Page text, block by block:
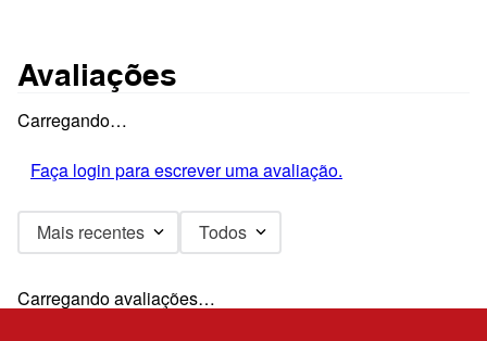
Avaliações
Carregando…
Faça login para escrever uma avaliação.
Mais recentes Todos
Carregando avaliações…